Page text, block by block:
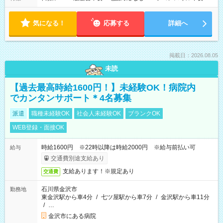
気になる！ 応募する 詳細へ
掲載日：2026.08.05
未読
【過去最高時給1600円！】未経験OK！病院内
でカンタンサポート＊4名募集
派遣 職種未経験OK 社会人未経験OK
ブランクOK
WEB登録・面接OK
給与
時給1600円 ※22時以降は時給2000円 ※給与前払い可
交通費別途支給あり
交通費 支給あります！※規定あり
勤務地
石川県金沢市
東金沢駅から車4分 / 七ツ屋駅から車7分 / 金沢駅から車11分
/ …
金沢市にある病院